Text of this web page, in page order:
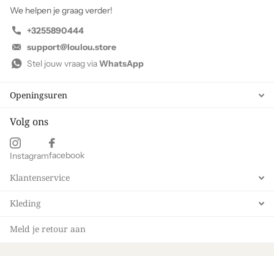
We helpen je graag verder!
+3255890444
support@loulou.store
Stel jouw vraag viaWhatsApp
Openingsuren
Volg ons
Instagramfacebook
Klantenservice
Kleding
Meld je retour aan